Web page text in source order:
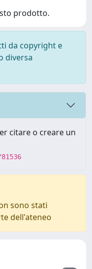
prodotto.
da copyright e
diversa
citare o creare un
sono stati
dell'ateneo